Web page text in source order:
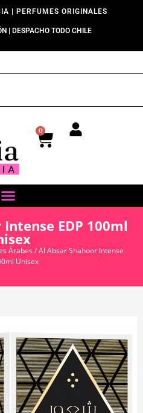
| PERFUMES ORIGINALES
| DESPACHO TODO CHILE
0
EDP 100ml
Árabes/ Al Absar Shahoor Intense
Unisex